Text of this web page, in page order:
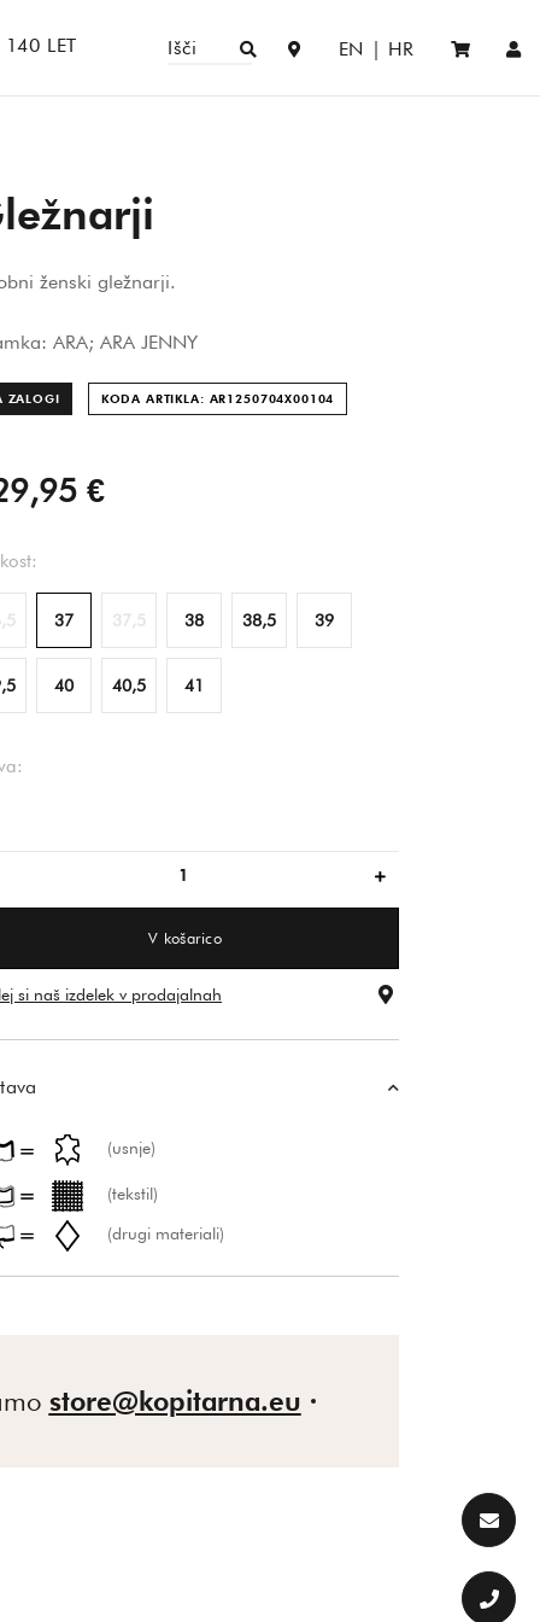
Išči EN | HR
140 LET
ženski gležnarji.
ARA; ARA JENNY
ZALOGI KODA ARTIKLA: AR1250704X00104
€
37 37,5 38 38,5 39
40 40,5 41
V košarico
si naš izdelek v prodajalnah
(usnje)
(tekstil)
(drugi materiali)
store@kopitarna.eu